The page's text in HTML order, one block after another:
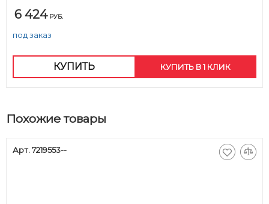
6 424 РУБ.
под заказ
КУПИТЬ КУПИТЬ В 1 КЛИК
Похожие товары
Арт. 7219553--